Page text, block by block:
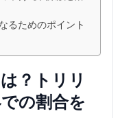
るためのポイント
？トリリ
の割合を